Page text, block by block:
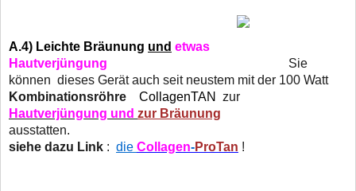
A.4) Leichte Bräunung und etwas
Hautverjüngung
Sie
können dieses Gerät auch seit neustem mit der 100 Watt
Kombinationsröhre
CollagenTAN
zur
Hautverjüngung und zur Bräunung
siehe dazu Link : die Collagen-ProTan !